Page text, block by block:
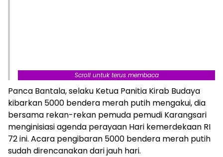
Scroll untuk terus membaca
Panca Bantala, selaku Ketua Panitia Kirab Budaya
kibarkan 5000 bendera merah putih mengakui, dia
bersama rekan-rekan pemuda pemudi Karangsari
menginisiasi agenda perayaan Hari kemerdekaan RI
72 ini. Acara pengibaran 5000 bendera merah putih
sudah direncanakan dari jauh hari.